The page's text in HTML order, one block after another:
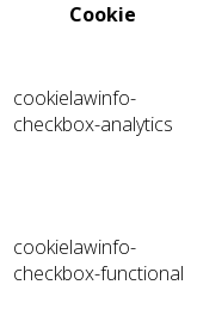
Cookie
cookielawinfo-
checkbox-analytics
cookielawinfo-
checkbox-functional